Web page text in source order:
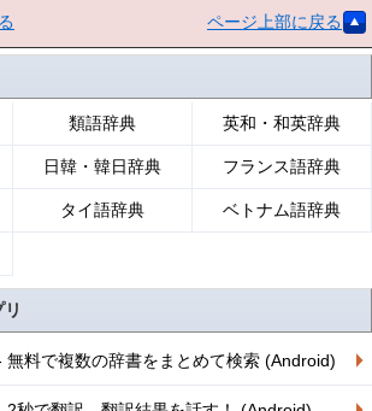
ページ上部に戻る
類語辞典 英和・和英辞典
日韓・韓日辞典 フランス語辞典
タイ語辞典 ベトナム語辞典
無料で複数の辞書をまとめて検索 (Android)